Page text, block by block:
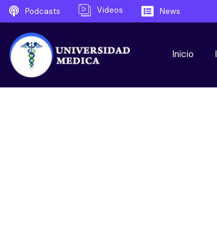
Podcasts Videos News
Inicio